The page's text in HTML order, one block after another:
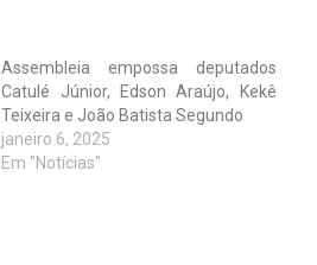
Assembleia empossa deputados
Catulé Júnior, Edson Araújo, Kekê
Teixeira e João Batista Segundo
janeiro 6, 2025
Em "Notícias"